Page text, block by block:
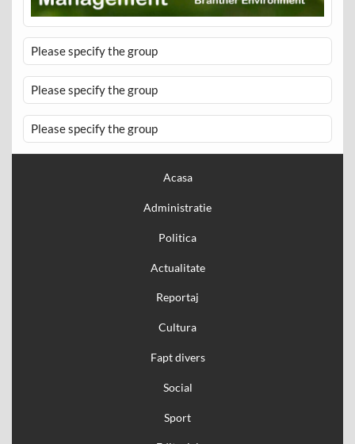
Please specify the group
Please specify the group
Please specify the group
Acasa
Administratie
Politica
Actualitate
Reportaj
Cultura
Fapt divers
Social
Sport